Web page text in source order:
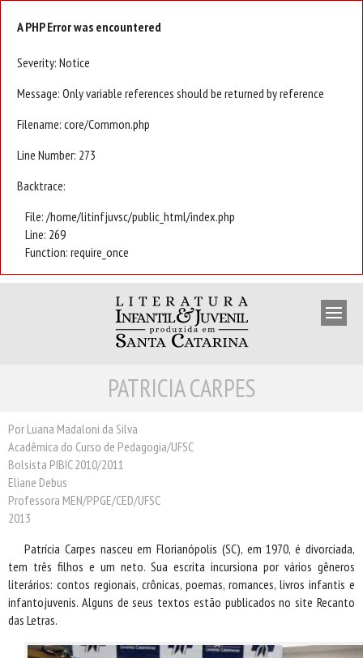
A PHP Error was encountered
Severity: Notice
Message: Only variable references should be returned by reference
Filename: core/Common.php
Line Number: 273
Backtrace:
File: /home/litinfjuvsc/public_html/index.php
Line: 269
Function: require_once
ESCRITORES
PRÓXIMAS EDIÇÕES
PATRICIA CARPES
Por Luana Madaloni da Silva
Acadêmica do Curso de Pedagogia/UFSC
Bolsista PIBIC 2010/2011
Eliane Debus
Professora MEN/PPGE/CED/UFSC
2013
Patrícia Carpes nasceu em Florianópolis (SC), em 1970, é divorciada,
tem três filhos e um neto. Sua escrita incursiona por vários gêneros
literários: contos regionais, crônicas, poemas, romances, livros infantis e
infantojuvenis. Alguns de seus textos estão publicados no site Recanto
das Letras.